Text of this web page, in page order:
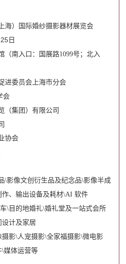
海）国际婚纱摄影器材展览会
日
（南入口：国展路1099号；北入
进委员会上海市分会
会
（集团）有限公司
协会
\影像文创衍生品及纪念品\影像半成
、输出设备及耗材\AI 软件
\目的地婚礼\婚礼堂及一站式会所
设计及家居
影\人宠摄影\全家福摄影\微电影
\媒体运营等